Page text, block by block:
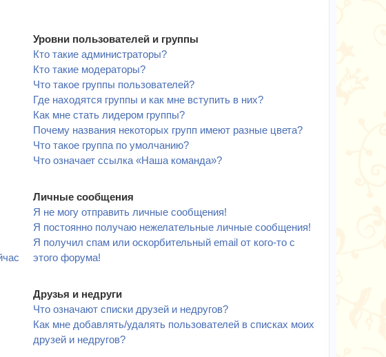
Уровни пользователей и группы
Кто такие администраторы?
Кто такие модераторы?
Что такое группы пользователей?
Где находятся группы и как мне вступить в них?
Как мне стать лидером группы?
Почему названия некоторых групп имеют разные цвета?
Что такое группа по умолчанию?
Что означает ссылка «Наша команда»?
Личные сообщения
Я не могу отправить личные сообщения!
Я постоянно получаю нежелательные личные сообщения!
Я получил спам или оскорбительный email от кого-то с
этого форума!
Друзья и недруги
Что означают списки друзей и недругов?
Как мне добавлять/удалять пользователей в списках моих
друзей и недругов?